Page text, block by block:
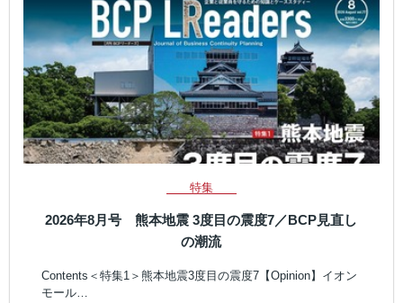
特集
2026年8月号 熊本地震 3度目の震度7／BCP見直し
の潮流
Contents＜特集1＞熊本地震3度目の震度7【Opinion】イオン
モール…